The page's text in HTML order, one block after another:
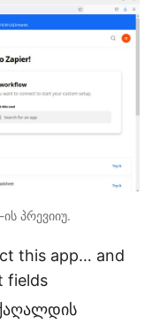
პრევიიუ.
this app… and
fields